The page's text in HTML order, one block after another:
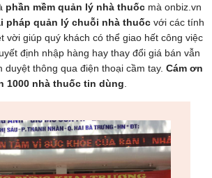
phần mềm quản lý nhà thuốc mà onbiz.vn
pháp quản lý chuỗi nhà thuốcvới các tính
vời giúp quý khách có thể giao hết công việc
định nhập hàng hay thay đổi giá bán vẫn
duyệt thông qua điện thoại cầm tay. Cám ơn
1000 nhà thuốc tin dùng